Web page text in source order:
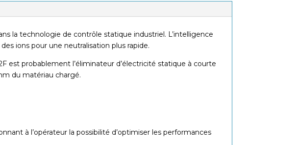
la technologie de contrôle statique industriel. L’intelligence
ions pour une neutralisation plus rapide.
est probablement l’éliminateur d’électricité statique à courte
du matériau chargé.
à l’opérateur la possibilité d’optimiser les performances